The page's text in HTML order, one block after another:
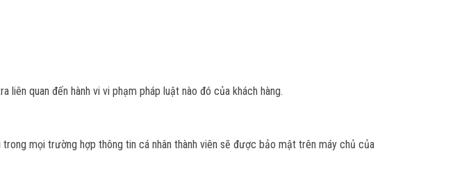
quan đến hành vi vi phạm pháp luật nào đó của khách hàng.
mọi trường hợp thông tin cá nhân thành viên sẽ được bảo mật trên máy chủ của